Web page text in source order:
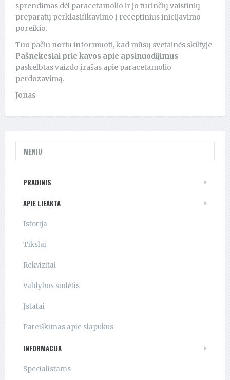
sprendimas dėl paracetamolio ir jo turinčių vaistinių
preparatų perklasifikavimo į receptinius inicijavimo
poreikio.
Tuo pačiu noriu informuoti, kad mūsų svetainės skiltyje
Pašnekesiai prie kavos apie apsinuodijimus
paskelbtas vaizdo įrašas apie paracetamolio
perdozavimą.
Jonas
MENIU
PRADINIS
APIE LIEAKTA
Istorija
Tikslai
Rekvizitai
Valdybos sudėtis
Įstatai
Pareiškimas apie slapukus
INFORMACIJA
Specialistams